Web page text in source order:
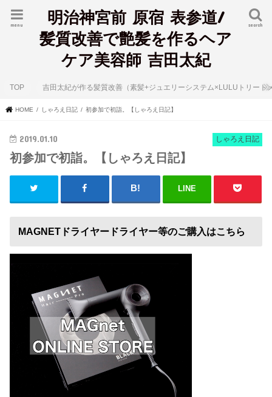
明治神宮前 原宿 表参道/
髪質改善で艶髪を作るヘア
ケア美容師 吉田太紀
search
menu
TOP 吉田太紀が作る髪質改善（素髪+ジュエリーシステム×LULUトリート
HOME しゃろえ日記 初参加で初詣。【しゃろえ日記】
しゃろえ日記
2019.01.10
初参加で初詣。【しゃろえ日記】
LINE
MAGNETドライヤードライヤー等のご購入はこちら